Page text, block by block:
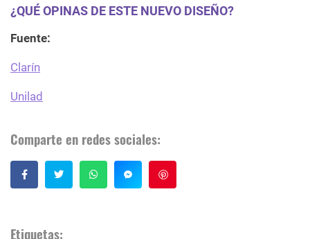
¿QUÉ OPINAS DE ESTE NUEVO DISEÑO?
Fuente:
Clarín
Unilad
Comparte en redes sociales:
Etiquetas: